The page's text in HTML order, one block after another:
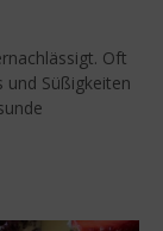
Oft
und Süßigkeiten